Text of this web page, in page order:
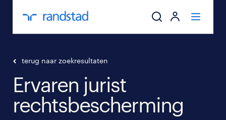
mijn carrière
terug naar zoekresultaten
Ervaren jurist
rechtsbescherming